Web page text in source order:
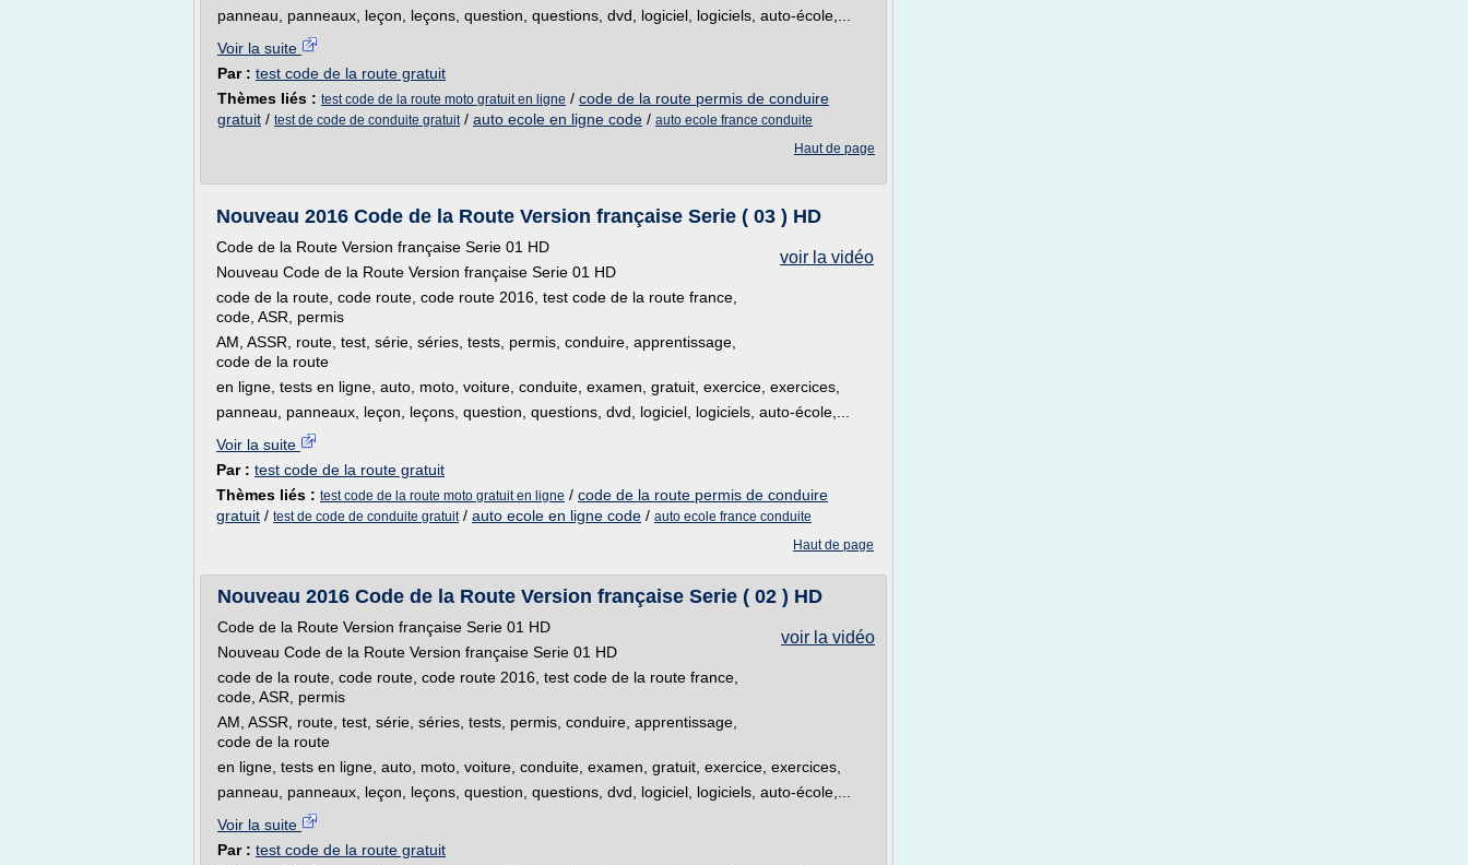
panneau, panneaux, leçon, leçons, question, questions, dvd, logiciel, logiciels, auto-école,...
Voir la suite
Par : test code de la route gratuit
Thèmes liés : test code de la route moto gratuit en ligne / code de la route permis de conduire
gratuit / test de code de conduite gratuit/ auto ecole en ligne code / auto ecole france conduite
Haut de page
Nouveau 2016 Code de la Route Version française Serie ( 03 ) HD
voir la vidéo
Code de la Route Version française Serie 01 HD
Nouveau Code de la Route Version française Serie 01 HD
code de la route, code route, code route 2016, test code de la route france,
code, ASR, permis
AM, ASSR, route, test, série, séries, tests, permis, conduire, apprentissage,
code de la route
en ligne, tests en ligne, auto, moto, voiture, conduite, examen, gratuit, exercice, exercices,
panneau, panneaux, leçon, leçons, question, questions, dvd, logiciel, logiciels, auto-école,...
Voir la suite
Par : test code de la route gratuit
Thèmes liés : test code de la route moto gratuit en ligne / code de la route permis de conduire
gratuit / test de code de conduite gratuit/ auto ecole en ligne code / auto ecole france conduite
Haut de page
Nouveau 2016 Code de la Route Version française Serie ( 02 ) HD
voir la vidéo
Code de la Route Version française Serie 01 HD
Nouveau Code de la Route Version française Serie 01 HD
code de la route, code route, code route 2016, test code de la route france,
code, ASR, permis
AM, ASSR, route, test, série, séries, tests, permis, conduire, apprentissage,
code de la route
en ligne, tests en ligne, auto, moto, voiture, conduite, examen, gratuit, exercice, exercices,
panneau, panneaux, leçon, leçons, question, questions, dvd, logiciel, logiciels, auto-école,...
Voir la suite
Par : test code de la route gratuit